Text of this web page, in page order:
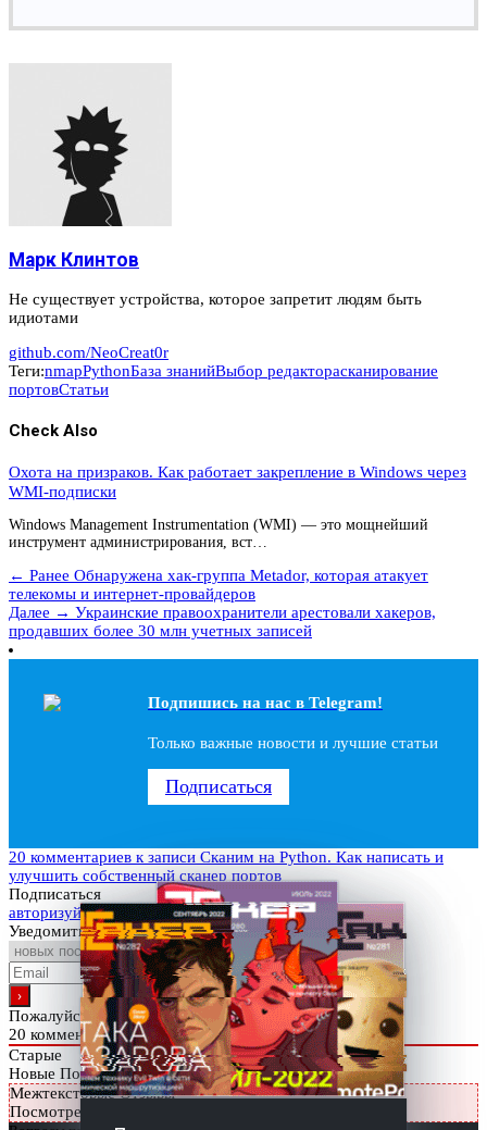
Марк Клинтов
Не существует устройства, которое запретит людям быть
идиотами
github.com/NeoCreat0r
Теги:nmapPythonБаза знанийВыбор редакторасканирование
портовСтатьи
Check Also
Охота на призраков. Как работает закрепление в Windows через
WMI-подписки
Windows Management Instrumentation (WMI) — это мощнейший
инструмент администрирования, вст…
← Ранее Обнаружена хак-группа Metador, которая атакует
телекомы и интернет-провайдеров
Далее → Украинские правоохранители арестовали хакеров,
продавших более 30 млн учетных записей
Подпишись на наc в Telegram!
Только важные новости и лучшие статьи
Подписаться
20 комментариев к записи Сканим на Python. Как написать и
улучшить собственный сканер портов
Подписаться
авторизуйтесь
Уведомить о
Пожалуйста, войдите, чтобы прокомментировать
20 комментариев
Старые
Новые Популярные
Межтекстовые Отзывы
Посмотреть все комментарии